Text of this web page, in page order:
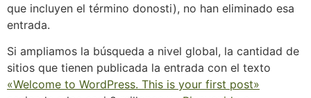
que incluyen el término donosti), no han eliminado esa
entrada.
Si ampliamos la búsqueda a nivel global, la cantidad de
sitios que tienen publicada la entrada con el texto
«Welcome to WordPress. This is your first post»